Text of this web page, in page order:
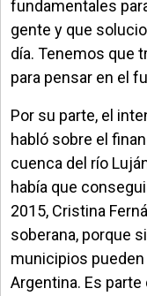
fundamentales
gente y que
día. Tenemos que
para pensar en el
Por su parte, el
habló sobre el
cuenca del río
había que
2015, Cristina
soberana, porque
municipios
Argentina. Es